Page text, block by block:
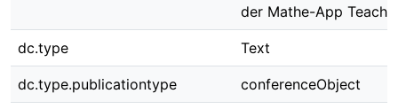
der Mathe-App
dc.type Text
dc.type.publicationtype conferenceObject